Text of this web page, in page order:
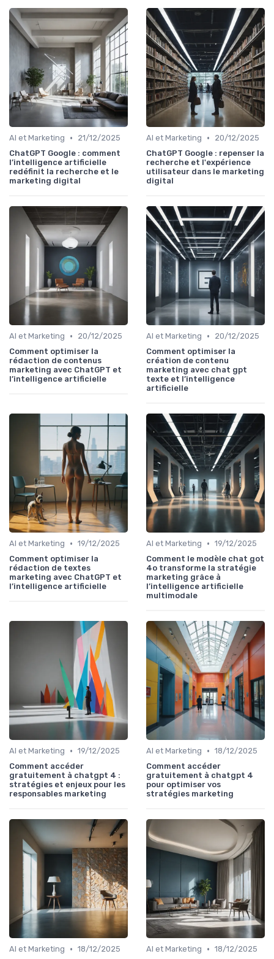
AI et Marketing •
21/12/2025
ChatGPT Google : comment
l’intelligence artificielle
redéfinit la recherche et le
marketing digital
AI et Marketing •
20/12/2025
ChatGPT Google : repenser la
recherche et l'expérience
utilisateur dans le marketing
digital
AI et Marketing •
20/12/2025
Comment optimiser la
rédaction de contenus
marketing avec ChatGPT et
l’intelligence artificielle
AI et Marketing •
20/12/2025
Comment optimiser la
création de contenu
marketing avec chat gpt
texte et l’intelligence
artificielle
AI et Marketing • 19/12/2025
Comment optimiser la
rédaction de textes
marketing avec ChatGPT et
l’intelligence artificielle
AI et Marketing • 19/12/2025
Comment le modèle chat got
4o transforme la stratégie
marketing grâce à
l’intelligence artificielle
multimodale
AI et Marketing • 19/12/2025
Comment accéder
gratuitement à chatgpt 4 :
stratégies et enjeux pour les
responsables marketing
AI et Marketing • 18/12/2025
Comment accéder
gratuitement à chatgpt 4
pour optimiser vos
stratégies marketing
AI et Marketing • 18/12/2025
AI et Marketing • 18/12/2025